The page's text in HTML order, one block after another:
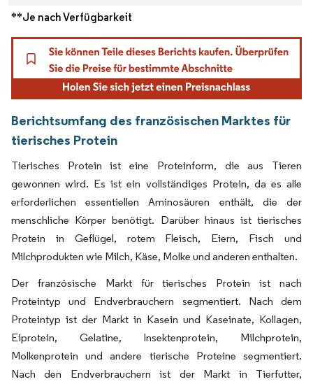
**Je nach Verfügbarkeit
Berichtsumfang des französischen Marktes für
tierisches Protein
Tierisches Protein ist eine Proteinform, die aus Tieren
gewonnen wird. Es ist ein vollständiges Protein, da es alle
erforderlichen essentiellen Aminosäuren enthält, die der
menschliche Körper benötigt. Darüber hinaus ist tierisches
Protein in Geflügel, rotem Fleisch, Eiern, Fisch und
Milchprodukten wie Milch, Käse, Molke und anderen enthalten.
Der französische Markt für tierisches Protein ist nach
Proteintyp und Endverbrauchern segmentiert. Nach dem
Proteintyp ist der Markt in Kasein und Kaseinate, Kollagen,
Eiprotein, Gelatine, Insektenprotein, Milchprotein,
Molkenprotein und andere tierische Proteine segmentiert.
Nach den Endverbrauchern ist der Markt in Tierfutter,